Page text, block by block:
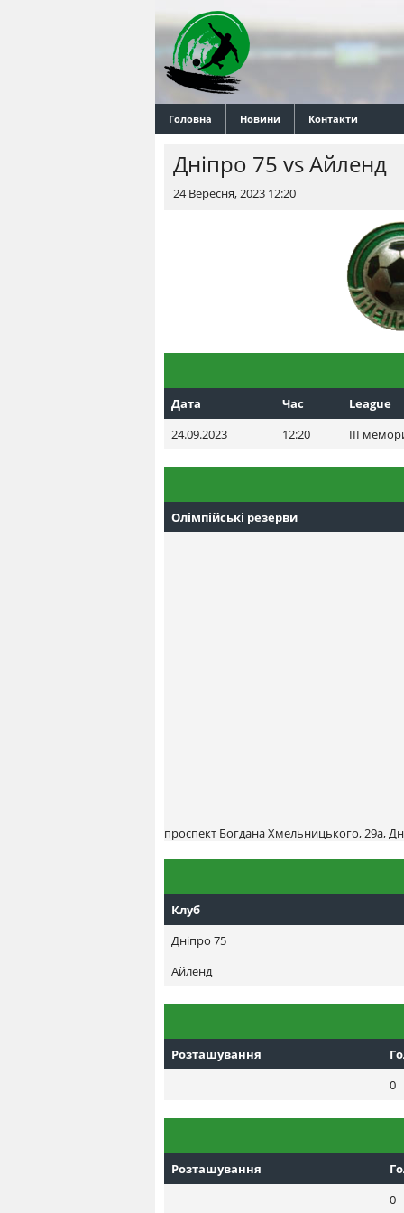
Головна Новини Контакти
Днiпро 75 vs Айленд
24 Вересня, 2023 12:20
Дата Час League
24.09.2023
12:20 III
Олімпійські резерви
проспект Богдана Хмельницького, 29а,
Клуб
Днiпро 75
Айленд
Розташування
0
Розташування
0